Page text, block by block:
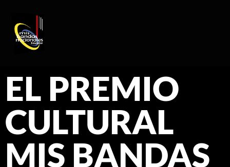
EL PREMIO
CULTURAL
MIS BANDAS